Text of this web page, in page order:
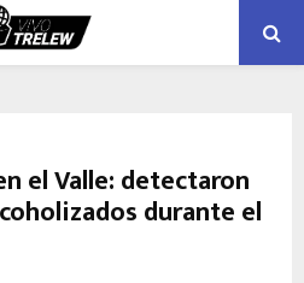
el Valle: detectaron
durante el